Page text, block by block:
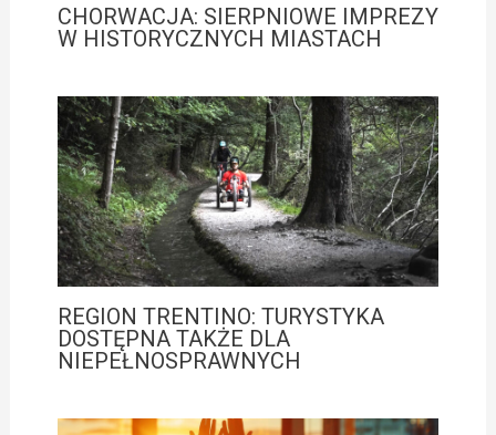
CHORWACJA: SIERPNIOWE IMPREZY
W HISTORYCZNYCH MIASTACH
REGION TRENTINO: TURYSTYKA
DOSTĘPNA TAKŻE DLA
NIEPEŁNOSPRAWNYCH